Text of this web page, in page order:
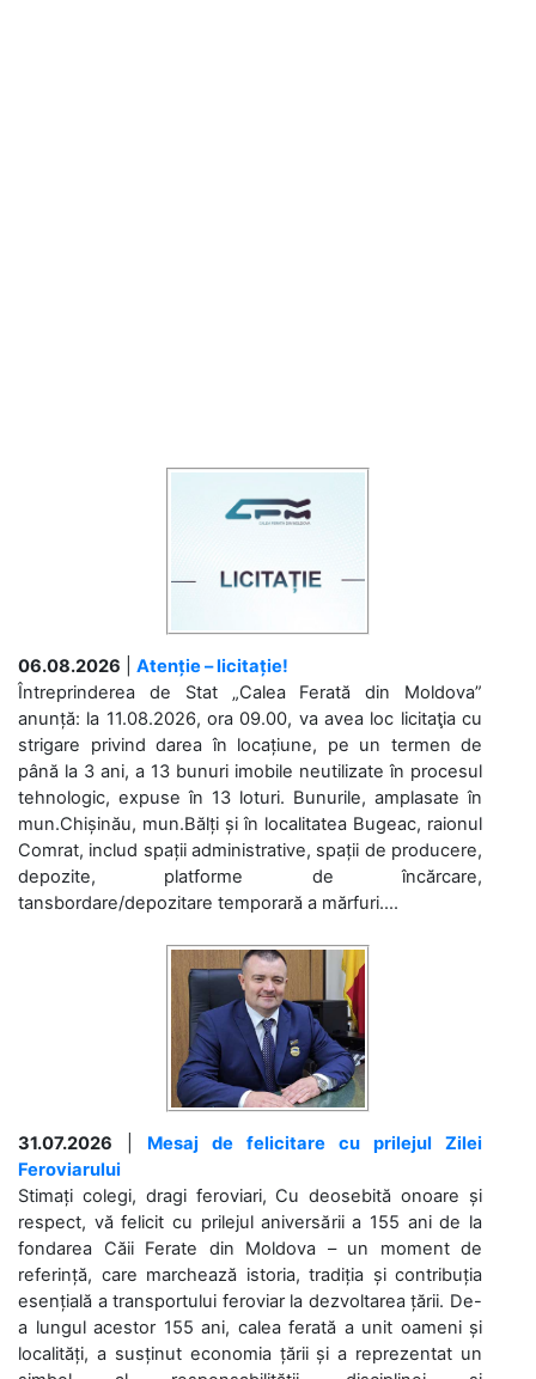
06.08.2026
Atenție – licitație!
Întreprinderea de Stat „Calea Ferată din Moldova”
anunță: la 11.08.2026, ora 09.00, va avea loc licitaţia cu
strigare privind darea în locațiune, pe un termen de
până la 3 ani, a 13 bunuri imobile neutilizate în procesul
tehnologic, expuse în 13 loturi. Bunurile, amplasate în
mun.Chișinău, mun.Bălți și în localitatea Bugeac, raionul
Comrat, includ spații administrative, spații de producere,
depozite, platforme de încărcare,
tansbordare/depozitare temporară a mărfuri....
31.07.2026
Mesaj de felicitare cu prilejul Zilei
Feroviarului
Stimați colegi, dragi feroviari, Cu deosebită onoare și
respect, vă felicit cu prilejul aniversării a 155 ani de la
fondarea Căii Ferate din Moldova – un moment de
referință, care marchează istoria, tradiția și contribuția
esențială a transportului feroviar la dezvoltarea țării. De-
a lungul acestor 155 ani, calea ferată a unit oameni și
localități, a susținut economia țării și a reprezentat un